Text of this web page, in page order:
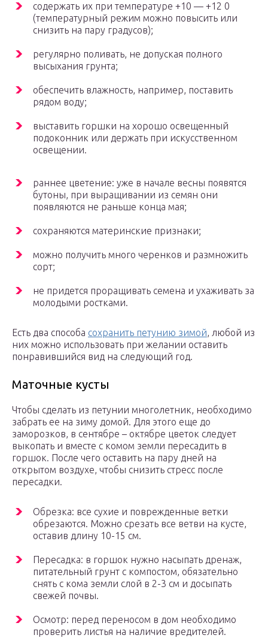
содержать их при температуре +10 — +12 0
(температурный режим можно повысить или
снизить на пару градусов);
регулярно поливать, не допуская полного
высыхания грунта;
обеспечить влажность, например, поставить
рядом воду;
выставить горшки на хорошо освещенный
подоконник или держать при искусственном
освещении.
раннее цветение: уже в начале весны появятся
бутоны, при выращивании из семян они
появляются не раньше конца мая;
сохраняются материнские признаки;
можно получить много черенков и размножить
сорт;
не придется проращивать семена и ухаживать за
молодыми ростками.
Есть два способа сохранить петунию зимой, любой из
них можно использовать при желании оставить
понравившийся вид на следующий год.
Маточные кусты
Чтобы сделать из петунии многолетник, необходимо
забрать ее на зиму домой. Для этого еще до
заморозков, в сентябре – октябре цветок следует
выкопать и вместе с комом земли пересадить в
горшок. После чего оставить на пару дней на
открытом воздухе, чтобы снизить стресс после
пересадки.
Обрезка: все сухие и поврежденные ветки
обрезаются. Можно срезать все ветви на кусте,
оставив длину 10-15 см.
Пересадка: в горшок нужно насыпать дренаж,
питательный грунт с компостом, обязательно
снять с кома земли слой в 2-3 см и досыпать
свежей почвы.
Осмотр: перед переносом в дом необходимо
проверить листья на наличие вредителей.